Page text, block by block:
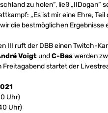
zu holen“, ließ
„Es ist mir eine Ehre,
die bestmöglichen Ergebnisse
III ruft der DBB einen Twitch-
Voigt undC-Baswerden
Freitagabend startet der
Uhr)
Uhr)